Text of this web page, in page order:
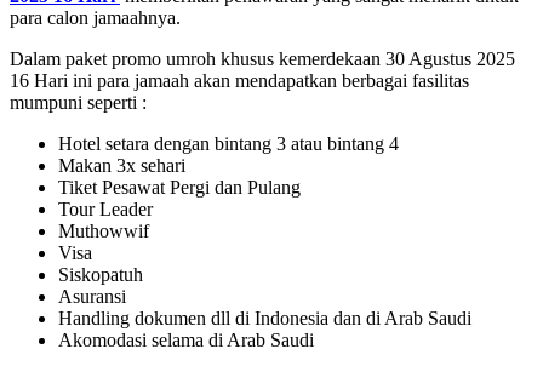
para calon jamaahnya.
Dalam paket promo umroh khusus kemerdekaan 30 Agustus 2025
16 Hari ini para jamaah akan mendapatkan berbagai fasilitas
mumpuni seperti :
Hotel setara dengan bintang 3 atau bintang 4
Makan 3x sehari
Tiket Pesawat Pergi dan Pulang
Tour Leader
Muthowwif
Visa
Siskopatuh
Asuransi
Handling dokumen dll di Indonesia dan di Arab Saudi
Akomodasi selama di Arab Saudi